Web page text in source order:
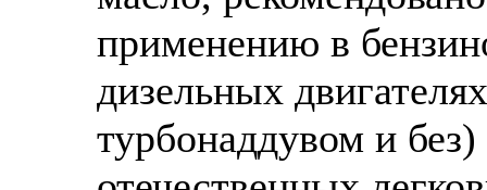
применению в
дизельных
турбонаддувом и